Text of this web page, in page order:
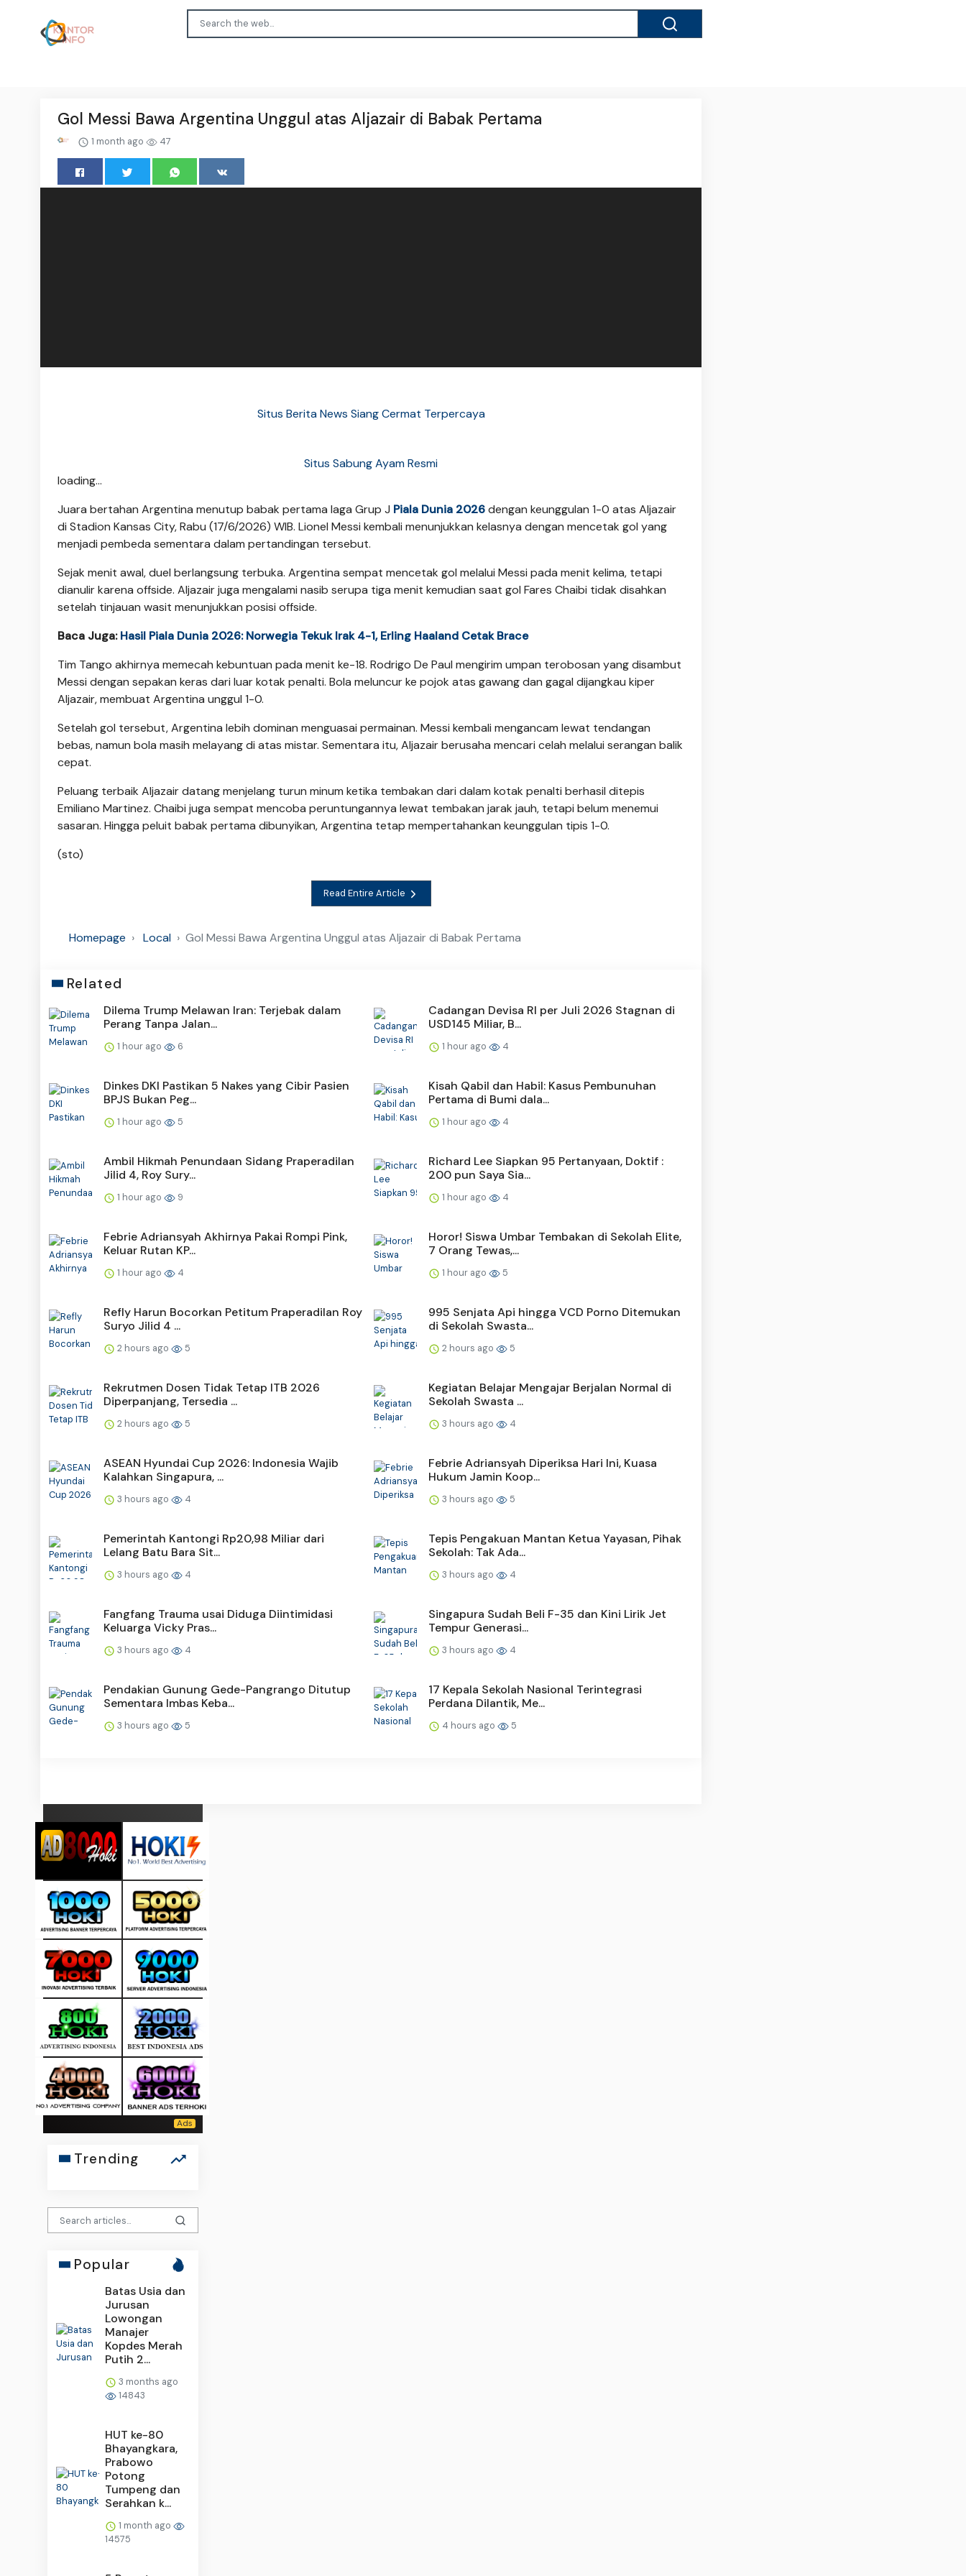
Gol Messi Bawa Argentina Unggul atas Aljazair di Babak Pertama
1 month ago 47
Situs Berita News Siang Cermat Terpercaya
Situs Sabung Ayam Resmi
loading...
Juara bertahan Argentina menutup babak pertama laga Grup J Piala Dunia 2026dengan keunggulan 1-0 atas Aljazair
di Stadion Kansas City, Rabu (17/6/2026) WIB. Lionel Messi kembali menunjukkan kelasnya dengan mencetak gol yang
menjadi pembeda sementara dalam pertandingan tersebut.
Sejak menit awal, duel berlangsung terbuka. Argentina sempat mencetak gol melalui Messi pada menit kelima, tetapi
dianulir karena offside. Aljazair juga mengalami nasib serupa tiga menit kemudian saat gol Fares Chaibi tidak disahkan
setelah tinjauan wasit menunjukkan posisi offside.
Baca Juga:Hasil Piala Dunia 2026: Norwegia Tekuk Irak 4-1, Erling Haaland Cetak Brace
Tim Tango akhirnya memecah kebuntuan pada menit ke-18. Rodrigo De Paul mengirim umpan terobosan yang disambut
Messi dengan sepakan keras dari luar kotak penalti. Bola meluncur ke pojok atas gawang dan gagal dijangkau kiper
Aljazair, membuat Argentina unggul 1-0.
Setelah gol tersebut, Argentina lebih dominan menguasai permainan. Messi kembali mengancam lewat tendangan
bebas, namun bola masih melayang di atas mistar. Sementara itu, Aljazair berusaha mencari celah melalui serangan balik
cepat.
Peluang terbaik Aljazair datang menjelang turun minum ketika tembakan dari dalam kotak penalti berhasil ditepis
Emiliano Martinez. Chaibi juga sempat mencoba peruntungannya lewat tembakan jarak jauh, tetapi belum menemui
sasaran. Hingga peluit babak pertama dibunyikan, Argentina tetap mempertahankan keunggulan tipis 1-0.
(sto)
Read Entire Article
Homepage Local Gol Messi Bawa Argentina Unggul atas Aljazair di Babak Pertama
Related
Dilema Trump Melawan Iran: Terjebak dalam
Perang Tanpa Jalan...
1 hour ago 6
Cadangan Devisa RI per Juli 2026 Stagnan di
USD145 Miliar, B...
1 hour ago 4
Dinkes DKI Pastikan 5 Nakes yang Cibir Pasien
BPJS Bukan Peg...
1 hour ago 5
Kisah Qabil dan Habil: Kasus Pembunuhan
Pertama di Bumi dala...
1 hour ago 4
Ambil Hikmah Penundaan Sidang Praperadilan
Jilid 4, Roy Sury...
1 hour ago 9
Richard Lee Siapkan 95 Pertanyaan, Doktif :
200 pun Saya Sia...
1 hour ago 4
Febrie Adriansyah Akhirnya Pakai Rompi Pink,
Keluar Rutan KP...
1 hour ago 4
Horor! Siswa Umbar Tembakan di Sekolah Elite,
7 Orang Tewas,...
1 hour ago 5
Refly Harun Bocorkan Petitum Praperadilan Roy
Suryo Jilid 4 ...
2 hours ago 5
995 Senjata Api hingga VCD Porno Ditemukan
di Sekolah Swasta...
2 hours ago 5
Rekrutmen Dosen Tidak Tetap ITB 2026
Diperpanjang, Tersedia ...
2 hours ago 5
Kegiatan Belajar Mengajar Berjalan Normal di
Sekolah Swasta ...
3 hours ago 4
ASEAN Hyundai Cup 2026: Indonesia Wajib
Kalahkan Singapura, ...
3 hours ago 4
Febrie Adriansyah Diperiksa Hari Ini, Kuasa
Hukum Jamin Koop...
3 hours ago 5
Pemerintah Kantongi Rp20,98 Miliar dari
Lelang Batu Bara Sit...
3 hours ago 4
Tepis Pengakuan Mantan Ketua Yayasan, Pihak
Sekolah: Tak Ada...
3 hours ago 4
Fangfang Trauma usai Diduga Diintimidasi
Keluarga Vicky Pras...
3 hours ago 4
Singapura Sudah Beli F-35 dan Kini Lirik Jet
Tempur Generasi...
3 hours ago 4
Pendakian Gunung Gede-Pangrango Ditutup
Sementara Imbas Keba...
3 hours ago 5
17 Kepala Sekolah Nasional Terintegrasi
Perdana Dilantik, Me...
4 hours ago 5
Trending
Popular
Batas Usia dan
Jurusan
Lowongan
Manajer
Kopdes Merah
Putih 2...
3 months ago
14843
HUT ke-80
Bhayangkara,
Prabowo
Potong
Tumpeng dan
Serahkan k...
1 month ago
14575